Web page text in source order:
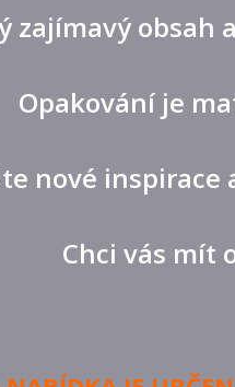
zajímavý obsah
Opakování je
nové inspirace
Chci vás mít